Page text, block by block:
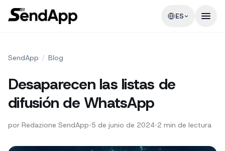
ES
SendApp / Blog
Desaparecen las listas de
difusión de WhatsApp
por Redazione SendApp•5 de junio de 2024•2 min de lectura